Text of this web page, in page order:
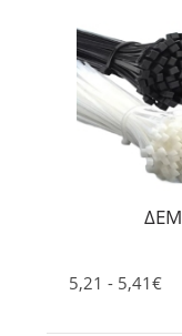
5,21 - 5,41€